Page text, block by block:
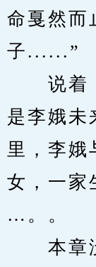
命戛然而
子......”
说着，
是李娥未
里，李娥
女，一家
…。。
本章没